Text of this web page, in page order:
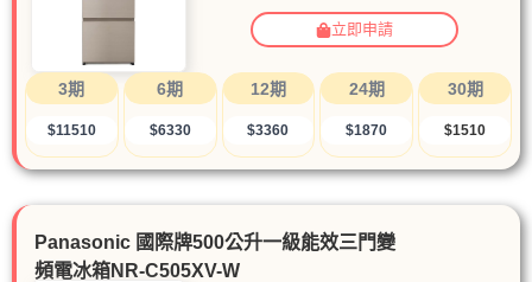
立即申請
3期
$11510
6期
$6330
12期
$3360
24期
$1870
30期
$1510
Panasonic 國際牌500公升一級能效三門變
頻電冰箱NR-C505XV-W